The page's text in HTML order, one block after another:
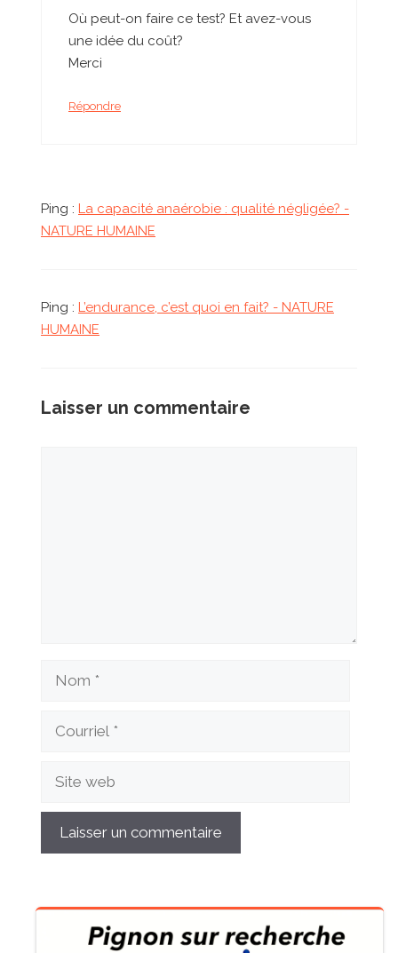
Où peut-on faire ce test? Et avez-vous
une idée du coût?
Merci
Répondre
Ping : La capacité anaérobie : qualité négligée? -
NATURE HUMAINE
Ping : L’endurance, c’est quoi en fait? - NATURE
HUMAINE
Laisser un commentaire